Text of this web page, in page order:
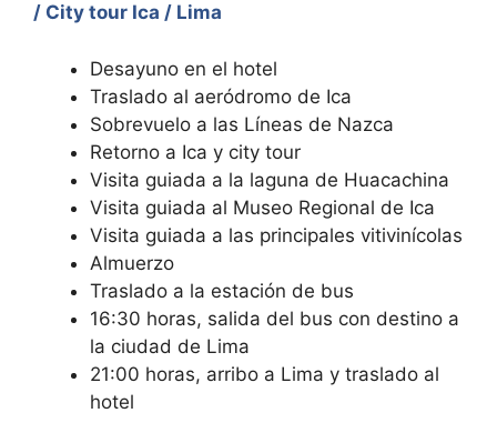
/ City tour Ica / Lima
Desayuno en el hotel
Traslado al aeródromo de Ica
Sobrevuelo a las Líneas de Nazca
Retorno a Ica y city tour
Visita guiada a la laguna de Huacachina
Visita guiada al Museo Regional de Ica
Visita guiada a las principales vitivinícolas
Almuerzo
Traslado a la estación de bus
16:30 horas, salida del bus con destino a
la ciudad de Lima
21:00 horas, arribo a Lima y traslado al
hotel